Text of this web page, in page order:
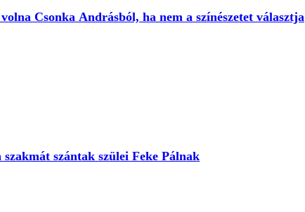
Csonka Andrásból, ha nem a színészetet választja
szántak szülei Feke Pálnak